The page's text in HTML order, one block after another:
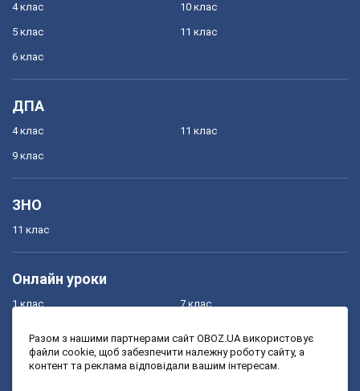
4 клас
5 клас
6 клас
10 клас
11 клас
ДПА
4 клас
9 клас
11 клас
ЗНО
11 клас
Онлайн уроки
1 клас
3 клас
7 клас
9 клас
Разом з нашими партнерами сайт OBOZ.UA використовує
файли cookie, щоб забезпечити належну роботу сайту, а
контент та реклама відповідали вашим інтересам.